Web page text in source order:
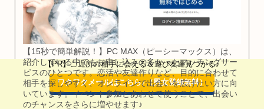
【PR】ご近所の相手に会える＆遊び友達見つかる♪
ワクワクメールはこちら♪（男女登録無料）
【15秒で簡単解説！】PC MAX（ピーシーマックス）は、
紹介している中でもお申し込みの多かったマッチングサー
ビスのひとつです。恋活や友達作りなど、目的に合わせて
相手を探しやすく、オンラインで出会いを広げたい方に向
いています。イベント参加とあわせて使うことで、出会い
のチャンスをさらに増やせます♪